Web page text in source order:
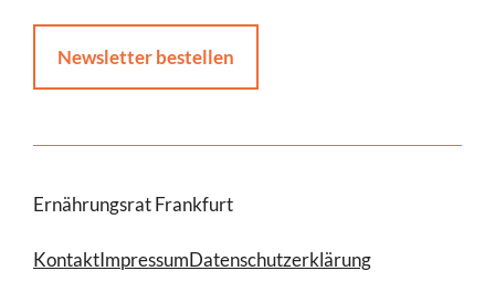
Newsletter bestellen
Ernährungsrat Frankfurt
KontaktImpressumDatenschutzerklärung